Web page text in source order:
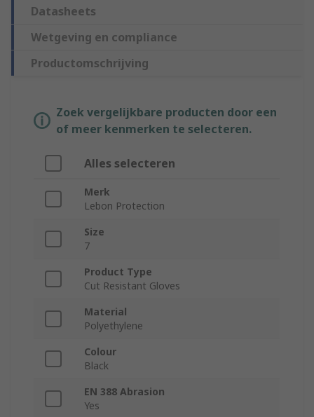
Datasheets
Wetgeving en compliance
Productomschrijving
Zoek vergelijkbare producten door een
of meer kenmerken te selecteren.
Alles selecteren
Merk
Lebon Protection
Size
7
Product Type
Cut Resistant Gloves
Material
Polyethylene
Colour
Black
EN 388 Abrasion
Yes